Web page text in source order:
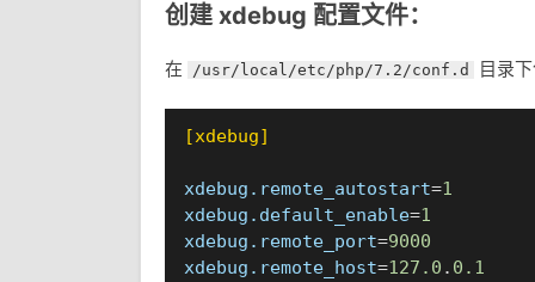
创建 xdebug 配置文件：
在 /usr/local/etc/php/7.2/conf.d 目录
[xdebug]
xdebug.remote_autostart=1
xdebug.default_enable=1
xdebug.remote_port=9000
xdebug.remote_host=127.0 . 0.1